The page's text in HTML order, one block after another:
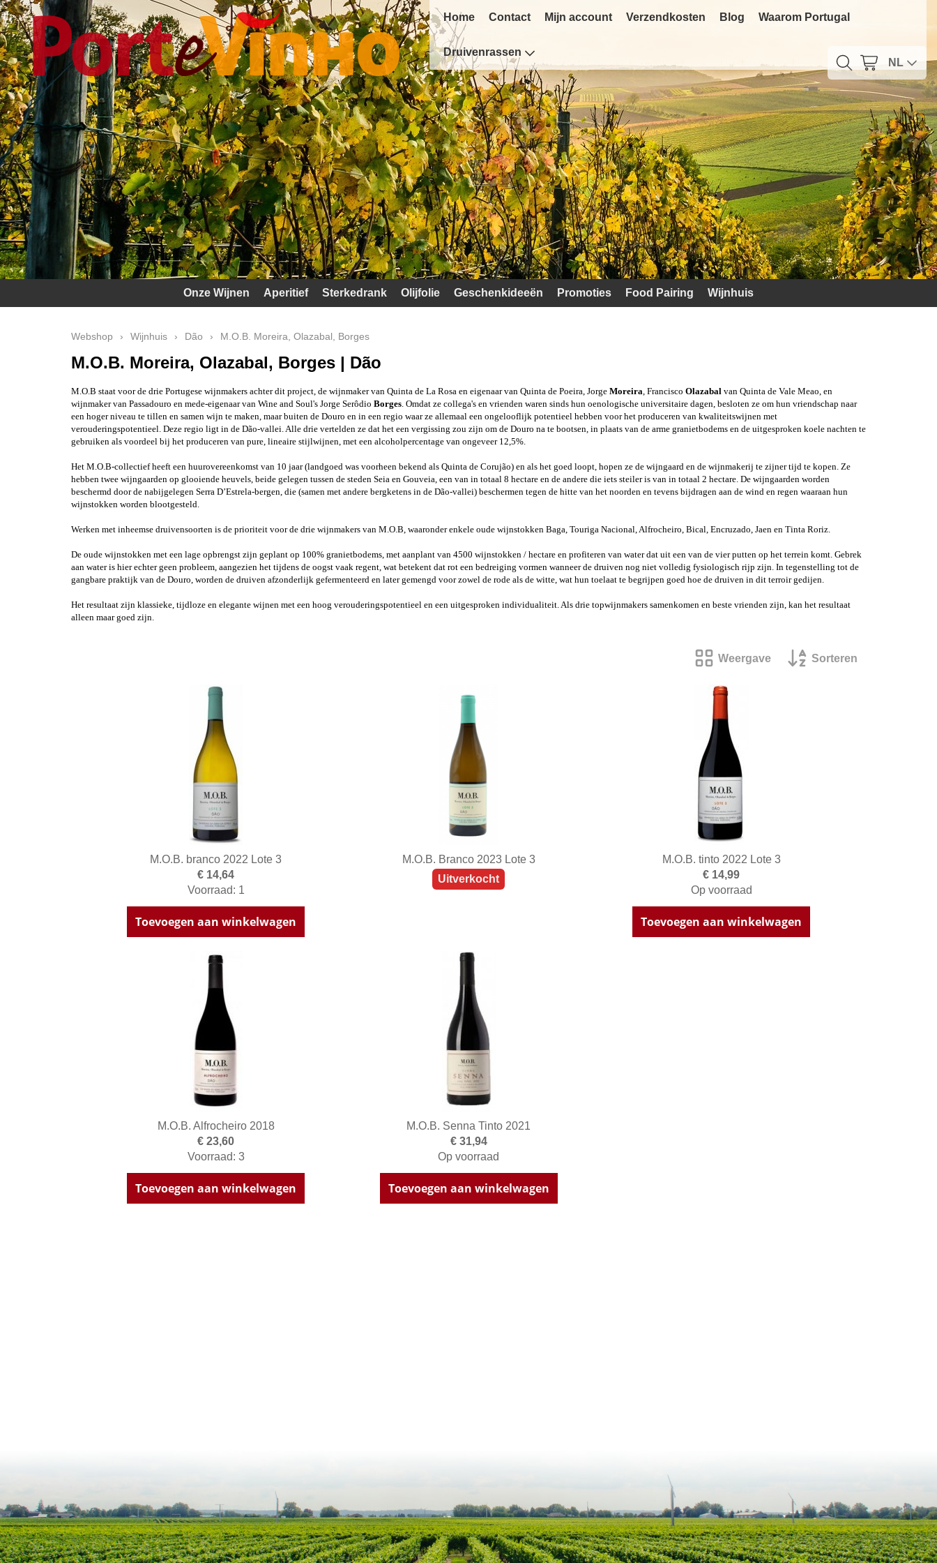
Home Contact Mijn account Verzendkosten Blog Waarom Portugal
Druivenrassen
NL
Onze Wijnen Aperitief Sterkedrank Olijfolie Geschenkideeën Promoties Food Pairing Wijnhuis
Webshop › Wijnhuis › Dão › M.O.B. Moreira, Olazabal, Borges
M.O.B. Moreira, Olazabal, Borges | Dão
M.O.B staat voor de drie Portugese wijnmakers achter dit project, de wijnmaker van Quinta de La Rosa en eigenaar van Quinta de Poeira, Jorge Moreira , Francisco Olazabal van Quinta de Vale Meao, en
wijnmaker van Passadouro en mede-eigenaar van Wine and Soul's Jorge Serôdio Borges . Omdat ze collega's en vrienden waren sinds hun oenologische universitaire dagen, besloten ze om hun vriendschap naar
een hoger niveau te tillen en samen wijn te maken, maar buiten de Douro en in een regio waar ze allemaal een ongelooflijk potentieel hebben voor het produceren van kwaliteitswijnen met
verouderingspotentieel. Deze regio ligt in de Dão-vallei. Alle drie vertelden ze dat het een vergissing zou zijn om de Douro na te bootsen, in plaats van de arme granietbodems en de uitgesproken koele nachten te
gebruiken als voordeel bij het produceren van pure, lineaire stijlwijnen, met een alcoholpercentage van ongeveer 12,5%.
Het M.O.B-collectief heeft een huurovereenkomst van 10 jaar (landgoed was voorheen bekend als Quinta de Corujão) en als het goed loopt, hopen ze de wijngaard en de wijnmakerij te zijner tijd te kopen. Ze
hebben twee wijngaarden op glooiende heuvels, beide gelegen tussen de steden Seia en Gouveia, een van in totaal 8 hectare en de andere die iets steiler is van in totaal 2 hectare. De wijngaarden worden
beschermd door de nabijgelegen Serra D’Estrela-bergen, die (samen met andere bergketens in de Dão-vallei) beschermen tegen de hitte van het noorden en tevens bijdragen aan de wind en regen waaraan hun
wijnstokken worden blootgesteld.
Werken met inheemse druivensoorten is de prioriteit voor de drie wijnmakers van M.O.B, waaronder enkele oude wijnstokken Baga, Touriga Nacional, Alfrocheiro, Bical, Encruzado, Jaen en Tinta Roriz.
De oude wijnstokken met een lage opbrengst zijn geplant op 100% granietbodems, met aanplant van 4500 wijnstokken / hectare en profiteren van water dat uit een van de vier putten op het terrein komt. Gebrek
aan water is hier echter geen probleem, aangezien het tijdens de oogst vaak regent, wat betekent dat rot een bedreiging vormen wanneer de druiven nog niet volledig fysiologisch rijp zijn. In tegenstelling tot de
gangbare praktijk van de Douro, worden de druiven afzonderlijk gefermenteerd en later gemengd voor zowel de rode als de witte, wat hun toelaat te begrijpen goed hoe de druiven in dit terroir gedijen.
Het resultaat zijn klassieke, tijdloze en elegante wijnen met een hoog verouderingspotentieel en een uitgesproken individualiteit. Als drie topwijnmakers samenkomen en beste vrienden zijn, kan het resultaat
alleen maar goed zijn.
Weergave Sorteren
M.O.B. branco 2022 Lote 3
€ 14,64
Voorraad: 1
Toevoegen aan winkelwagen
M.O.B. Branco 2023 Lote 3
Uitverkocht
M.O.B. tinto 2022 Lote 3
€ 14,99
Op voorraad
Toevoegen aan winkelwagen
M.O.B. Alfrocheiro 2018
€ 23,60
Voorraad: 3
Toevoegen aan winkelwagen
M.O.B. Senna Tinto 2021
€ 31,94
Op voorraad
Toevoegen aan winkelwagen